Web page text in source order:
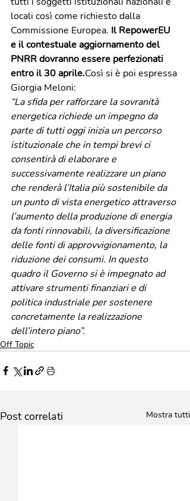
locali così come richiesto dalla
Commissione Europea. Il RepowerEU
e il contestuale aggiornamento del
PNRR dovranno essere perfezionati
entro il 30 aprile.Così si è poi espressa
Giorgia Meloni:
“La sfida per rafforzare la sovranità
energetica richiede un impegno da
parte di tutti oggi inizia un percorso
istituzionale che in tempi brevi ci
consentirà di elaborare e
successivamente realizzare un piano
che renderà l’Italia più sostenibile da
un punto di vista energetico attraverso
l’aumento della produzione di energia
da fonti rinnovabili, la diversificazione
delle fonti di approvvigionamento, la
riduzione dei consumi. In questo
quadro il Governo si è impegnato ad
attivare strumenti finanziari e di
politica industriale per sostenere
concretamente la realizzazione
dell’intero piano”.
Off Topic
Post correlati Mostra tutti